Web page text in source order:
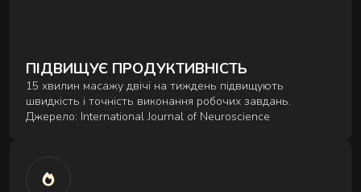
ПІДВИЩУЄ ПРОДУКТИВНІСТЬ
15 хвилин масажу двічі на тиждень підвищують
швидкість і точність виконання робочих завдань.
Джерело: International Journal of Neuroscience
РИТУАЛИ КОРЕКЦІЇ ФІГУРИ